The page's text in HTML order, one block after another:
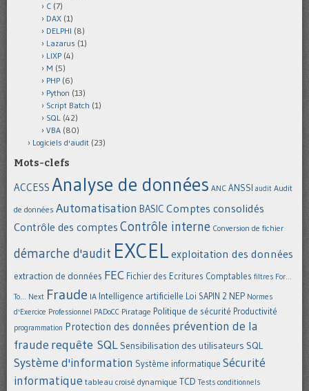
C (7)
DAX (1)
DELPHI (8)
Lazarus (1)
LIXP (4)
M (5)
PHP (6)
Python (13)
Script Batch (1)
SQL (42)
VBA (80)
Logiciels d'audit (23)
Mots-clefs
ACCESS Analyse de données ANC ANSSI audit Audit
de données Automatisation BASIC Comptes consolidés
Contrôle des comptes Contrôle interne Conversion de fichier
démarche d'audit EXCEL exploitation des données
extraction de données FEC Fichier des Ecritures Comptables filtres For...
To... Next Fraude IA Intelligence artificielle Loi SAPIN 2 NEP Normes
d'Exercice Professionnel PADoCC Piratage Politique de sécurité Productivité
programmation Protection des données prévention de la
fraude requête SQL Sensibilisation des utilisateurs SQL
Système d'information Système informatique Sécurité
informatique tableau croisé dynamique TCD Tests conditionnels